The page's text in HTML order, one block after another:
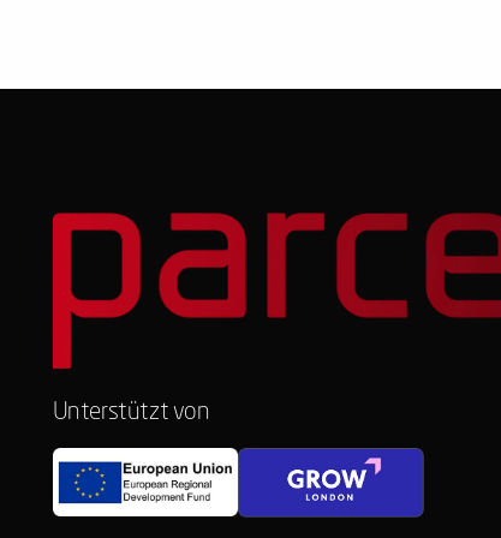
Unterstützt von